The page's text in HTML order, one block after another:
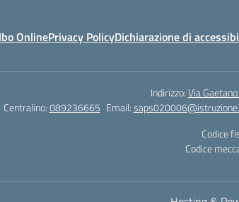
OnlinePrivacy PolicyDichiarazione di
Indirizzo:Via
Centralino:089236665 Email:
Codice
Codice